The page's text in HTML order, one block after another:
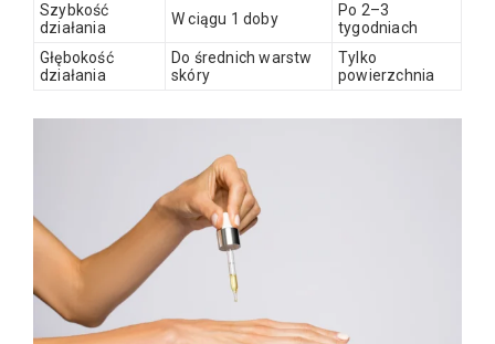
Szybkość
działania
W ciągu 1 doby
Po 2–3
tygodniach
Głębokość
działania
Do średnich warstw
skóry
Tylko
powierzchnia